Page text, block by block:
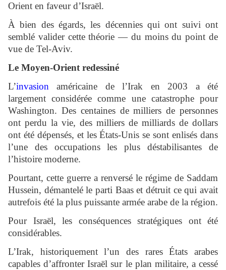
Orient en faveur d’Israël.
À bien des égards, les décennies qui ont suivi ont
semblé valider cette théorie — du moins du point de
vue de Tel-Aviv.
Le Moyen-Orient redessiné
L’invasion américaine de l’Irak en 2003 a été
largement considérée comme une catastrophe pour
Washington. Des centaines de milliers de personnes
ont perdu la vie, des milliers de milliards de dollars
ont été dépensés, et les États-Unis se sont enlisés dans
l’une des occupations les plus déstabilisantes de
l’histoire moderne.
Pourtant, cette guerre a renversé le régime de Saddam
Hussein, démantelé le parti Baas et détruit ce qui avait
autrefois été la plus puissante armée arabe de la région.
Pour Israël, les conséquences stratégiques ont été
considérables.
L’Irak, historiquement l’un des rares États arabes
capables d’affronter Israël sur le plan militaire, a cessé